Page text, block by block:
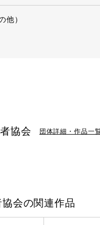
他）
協会 団体詳細・作品一
会の関連作品